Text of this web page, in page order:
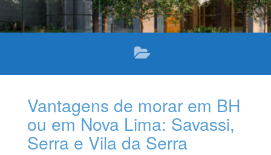
Vantagens de morar em BH
ou em Nova Lima: Savassi,
Serra e Vila da Serra